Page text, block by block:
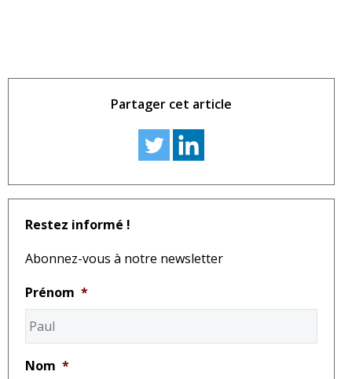
Partager cet article
Restez informé !
Abonnez-vous à notre newsletter
Prénom *
Nom *